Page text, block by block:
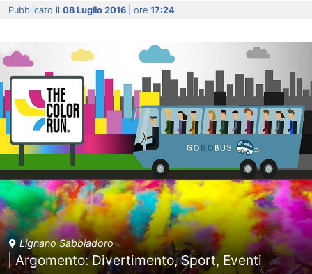
Pubblicato il 08 Luglio 2016 | ore 17:24
Lignano Sabbiadoro
| Argomento: Divertimento, Sport, Eventi